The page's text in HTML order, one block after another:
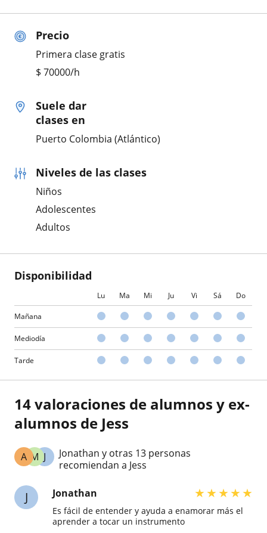
Precio
Primera clase gratis
$ 70000/h
Suele dar
clases en
Puerto Colombia (Atlántico)
Niveles de las clases
Niños
Adolescentes
Adultos
Disponibilidad
Lu Ma Mi Ju Vi Sá Do
Mañana
Mediodía
Tarde
14 valoraciones de alumnos y ex-
alumnos de Jess
J
M
A
Jonathan y otras 13 personas
recomiendan a Jess
J Jonathan ★★★★★
Es fácil de entender y ayuda a enamorar más el
aprender a tocar un instrumento